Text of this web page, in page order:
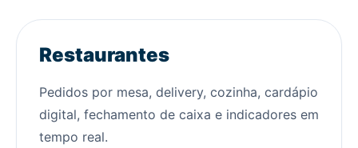
Restaurantes
Pedidos por mesa, delivery, cozinha, cardápio
digital, fechamento de caixa e indicadores em
tempo real.